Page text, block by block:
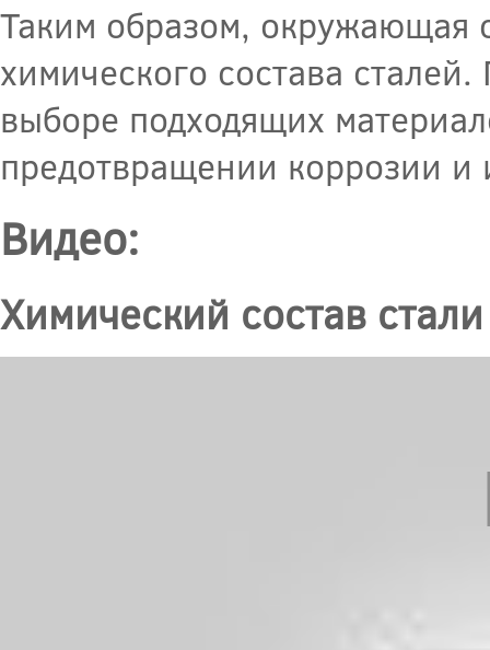
Таким образом, окружающая
химического состава
выборе подходящих
предотвращении коррозии и
Видео:
Химический состав стали